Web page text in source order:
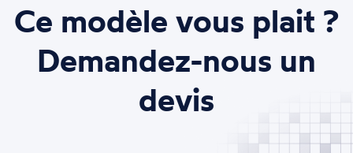
Ce modèle vous plait ?
Demandez-nous un
devis